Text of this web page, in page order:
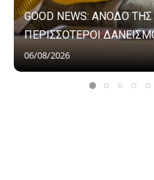
GOOD NEWS: ΑΝΟΔΟ
ΠΕΡΙΣΣΟΤΕΡΟΙ
06/08/2026